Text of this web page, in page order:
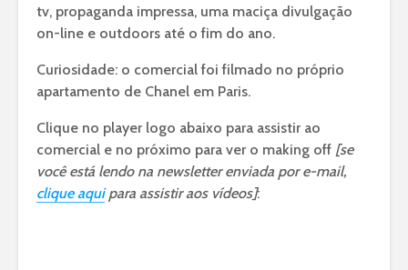
tv, propaganda impressa, uma maciça divulgação
on-line e outdoors até o fim do ano.
Curiosidade: o comercial foi filmado no próprio
apartamento de Chanel em Paris.
Clique no player logo abaixo para assistir ao
comercial e no próximo para ver o making off [se
você está lendo na newsletter enviada por e-mail,
clique aquipara assistir aos vídeos]: